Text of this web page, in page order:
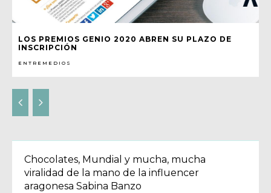
LOS PREMIOS GENIO 2020 ABREN SU PLAZO DE
INSCRIPCIÓN
ENTREMEDIOS
Chocolates, Mundial y mucha, mucha
viralidad de la mano de la influencer
aragonesa Sabina Banzo